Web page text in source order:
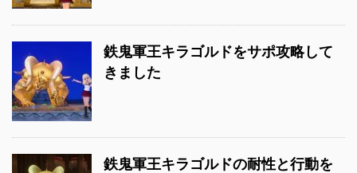
鉄鬼軍王キラゴルドをサポ攻略して
きました
鉄鬼軍王キラゴルドの耐性と行動を